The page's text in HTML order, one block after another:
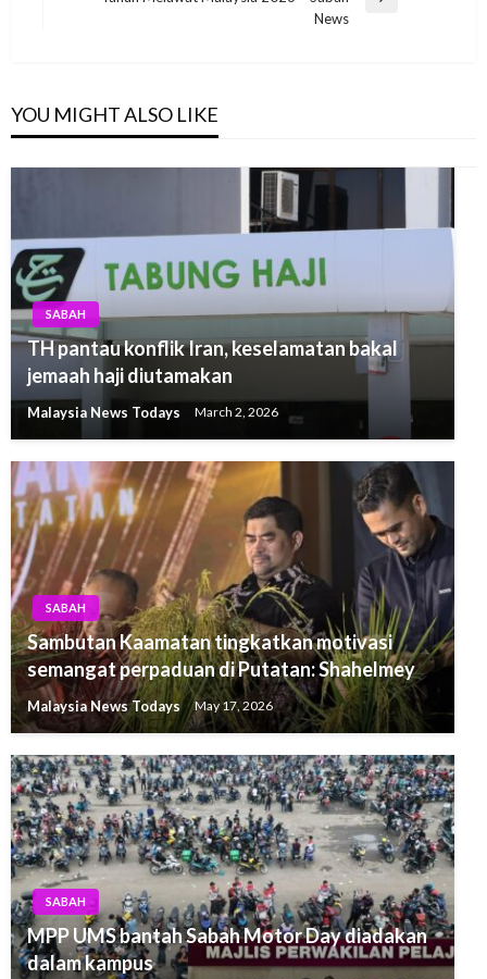
News
YOU MIGHT ALSO LIKE
SABAH
TH pantau konflik Iran, keselamatan bakal
jemaah haji diutamakan
Malaysia News Todays March 2, 2026
SABAH
Sambutan Kaamatan tingkatkan motivasi
semangat perpaduan di Putatan: Shahelmey
Malaysia News Todays May 17, 2026
SABAH
MPP UMS bantah Sabah Motor Day diadakan
dalam kampus